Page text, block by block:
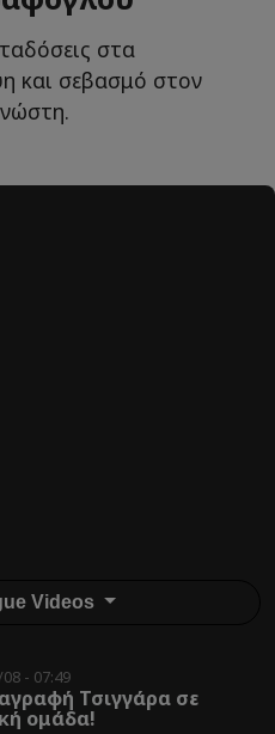
στα
και σεβασμό στον
Videos
- 07:49
Τσιγγάρα σε
ομάδα!